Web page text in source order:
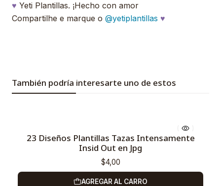
♥ Yeti Plantillas. ¡Hecho con amor
Compartilhe e marque o @yetiplantillas ♥
También podría interesarte uno de estos
23 Diseños Plantillas Tazas Intensamente
Insid Out en Jpg
$4,00
AGREGAR AL CARRO